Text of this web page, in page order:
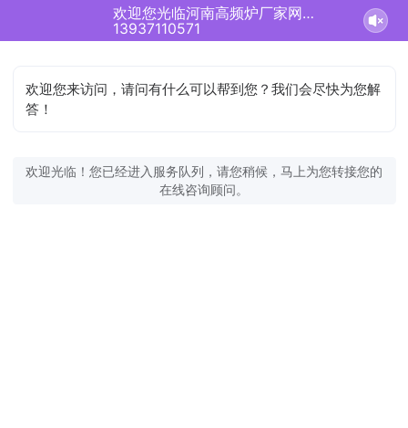
欢迎您光临河南高频炉厂家网站！正在为您服务
13937110571
欢迎您来访问，请问有什么可以帮到您？我们会尽快为您解
答！
欢迎光临！您已经进入服务队列，请您稍候，马上为您转接您的
在线咨询顾问。